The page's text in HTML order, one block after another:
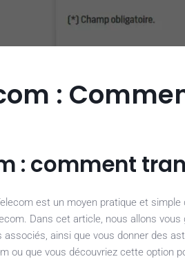
:
: comment
est un moyen pratique et
Dans cet article, nous allons
ainsi que vous donner des
ou que vous découvriez cette option